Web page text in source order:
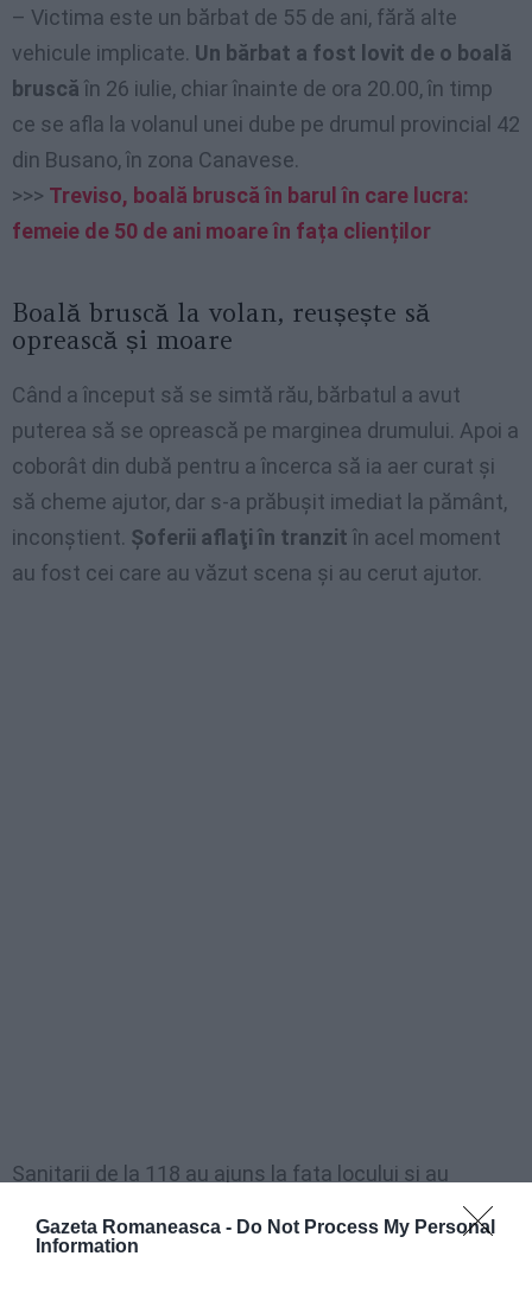
Gazeta Romaneasca - Do Not Process My Personal
Information
– Victima este un bărbat de 55 de ani, fără alte
vehicule implicate. Un bărbat a fost lovit de o boală
bruscă în 26 iulie, chiar înainte de ora 20.00, în timp
ce se afla la volanul unei dube pe drumul provincial 42
din Busano, în zona Canavese.
>>> Treviso, boală bruscă în barul în care lucra:
femeie de 50 de ani moare în fața clienților
Boală bruscă la volan, reușește să
oprească și moare
Când a început să se simtă rău, bărbatul a avut
puterea să se oprească pe marginea drumului. Apoi a
coborât din dubă pentru a încerca să ia aer curat și
să cheme ajutor, dar s-a prăbușit imediat la pământ,
inconștient. Şoferii aflaţi în tranzit în acel moment
au fost cei care au văzut scena şi au cerut ajutor.
Sanitarii de la 118 au ajuns la fața locului și au
încercat să-l resusciteze dar, din păcate, nu au mai
putut face nimic pentru el
, lovit de o boală bruscă.